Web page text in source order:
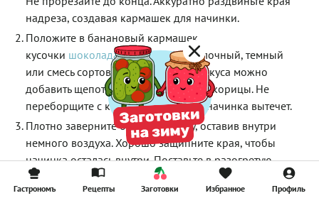
надреза, создавая кармашек для начинки.
Положите в банановый кармашек
кусочки шоколада. Используйте молочный, темный
или смесь сортов. Для интересного вкуса можно
добавить щепотку морской соли или корицы. Не
переборщите с количеством, иначе начинка вытечет.
Плотно заверните банан в фольгу, оставив внутри
немного воздуха. Хорошо защипните края, чтобы
начинка осталась внутри. Поставьте в разогретую
духовку на средний уровень. Выпекайте 12
минут — кожура должна потемнеть, а мякоть стать
Гастрономъ Рецепты Заготовки Избранное Профиль